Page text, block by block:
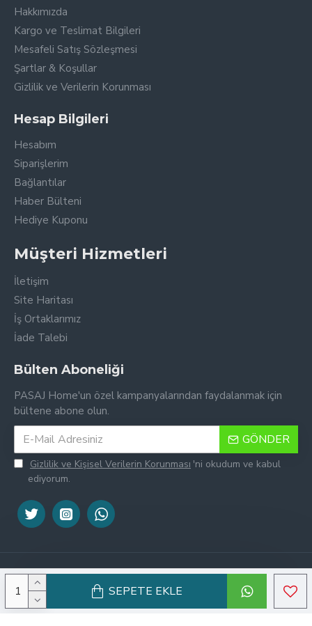
SEPETE EKLE
Hakkımızda
Kargo ve Teslimat Bilgileri
Mesafeli Satış Sözleşmesi
Şartlar & Koşullar
Gizlilik ve Verilerin Korunması
Hesap Bilgileri
Hesabım
Siparişlerim
Bağlantılar
Haber Bülteni
Hediye Kuponu
Müşteri Hizmetleri
İletişim
Site Haritası
İş Ortaklarımız
İade Talebi
Bülten Aboneliği
PASAJ Home'un özel kampanyalarından faydalanmak için
bültene abone olun.
GÖNDER
Gizlilik ve Kişisel Verilerin Korunması 'ni okudum ve kabul
ediyorum.
© Copyright 2016-2026, PASAJ Home | Ürün görselleri ticari lisansa
sahiptir, kopyalanamaz.